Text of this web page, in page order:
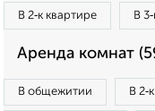
В 2‑к квартире В
Аренда комнат
В общежитии В